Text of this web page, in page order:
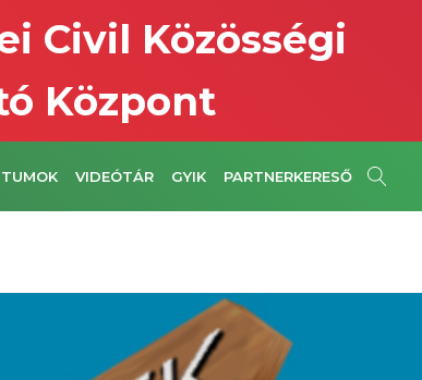
Civil Közösségi
Központ
VIDEÓTÁR GYIK PARTNERKERESŐ